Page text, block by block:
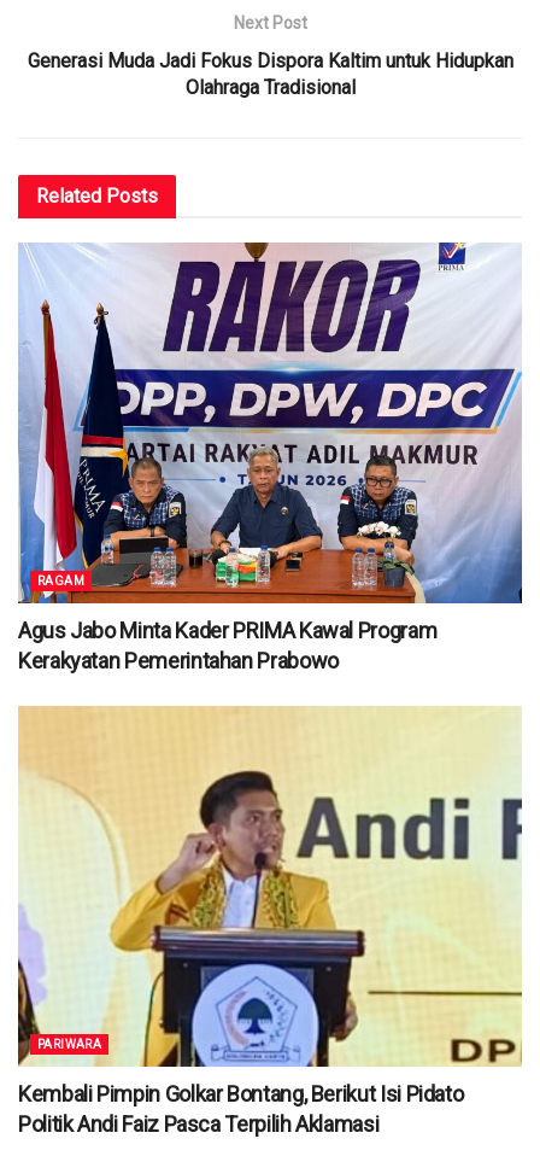
Next Post
Generasi Muda Jadi Fokus Dispora Kaltim untuk Hidupkan
Olahraga Tradisional
Related Posts
RAGAM
Agus Jabo Minta Kader PRIMA Kawal Program
Kerakyatan Pemerintahan Prabowo
PARIWARA
Kembali Pimpin Golkar Bontang, Berikut Isi Pidato
Politik Andi Faiz Pasca Terpilih Aklamasi